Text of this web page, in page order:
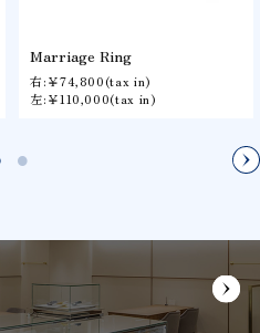
Marriage Ring
右:￥74,800(tax in)
左:￥110,000(tax in)